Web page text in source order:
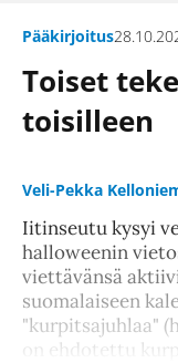
Pääkirjoitus
Toiset
toisilleen
Veli-Pekka
Iitinseutu kysyi
halloweenin
viettävänsä
suomalaiseen
"kurpitsajuhlaa"
on ehdotettu